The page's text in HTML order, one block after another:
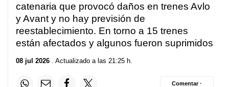
catenaria que provocó daños en trenes Avlo
y Avant y no hay previsión de
reestablecimiento. En torno a 15 trenes
están afectados y algunos fueron suprimidos
08 jul 2026 . Actualizado a las 21:25 h.
Comentar ·